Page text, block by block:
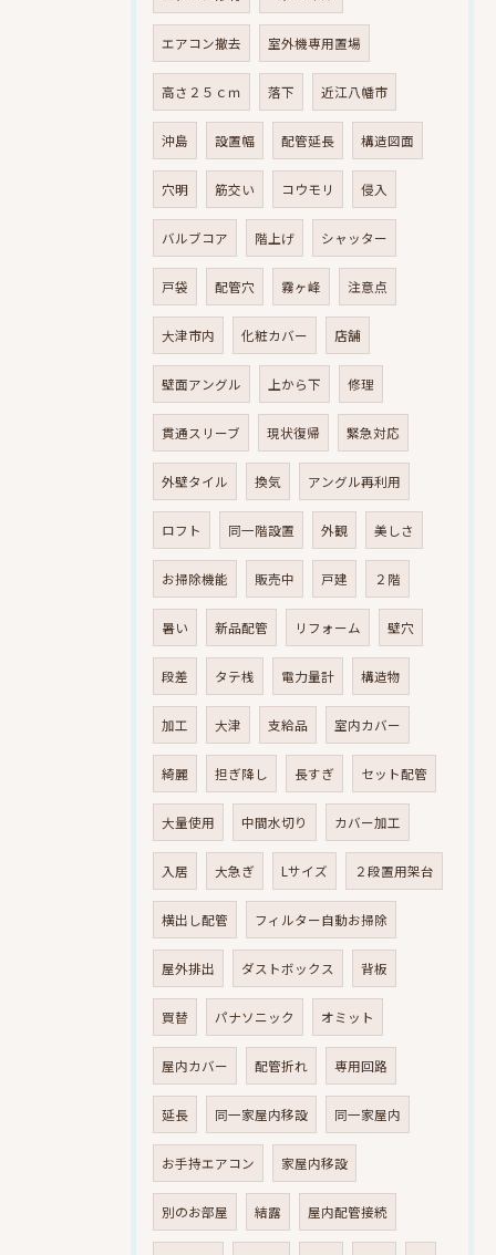
エアコン撤去 室外機専用置場
高さ２５ｃｍ 落下 近江八幡市
沖島 設置幅 配管延長 構造図面
穴明 筋交い コウモリ 侵入
バルブコア 階上げ シャッター
戸袋 配管穴 霧ヶ峰 注意点
大津市内 化粧カバー 店舗
壁面アングル 上から下 修理
貫通スリーブ 現状復帰 緊急対応
外壁タイル 換気 アングル再利用
ロフト 同一階設置 外観 美しさ
お掃除機能 販売中 戸建 ２階
暑い 新品配管 リフォーム 壁穴
段差 タテ桟 電力量計 構造物
加工 大津 支給品 室内カバー
綺麗 担ぎ降し 長すぎ セット配管
大量使用 中間水切り カバー加工
入居 大急ぎ Lサイズ ２段置用架台
横出し配管 フィルター自動お掃除
屋外排出 ダストボックス 背板
買替 パナソニック オミット
屋内カバー 配管折れ 専用回路
延長 同一家屋内移設 同一家屋内
お手持エアコン 家屋内移設
別のお部屋 結露 屋内配管接続